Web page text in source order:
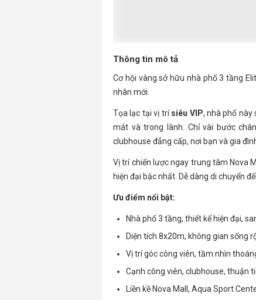
Thông tin mô tả
Cơ hội vàng sở hữu nhà phố 3 tầng
nhân mới.
Tọa lạc tại vị trísiêu VIP, nhà phố này
mát và trong lành. Chỉ vài bước
clubhouse đẳng cấp, nơi bạn và gia
Vị trí chiến lược ngay trung tâm Nova
hiện đại bậc nhất. Dễ dàng di chuyển
Ưu điểm nổi bật:
Nhà phố 3 tầng, thiết kế hiện đại,
Diện tích 8x20m, không gian sống
Vị trí góc công viên, tầm nhìn
Cạnh công viên, clubhouse, thuận
Liền kề Nova Mall, Aqua Sport